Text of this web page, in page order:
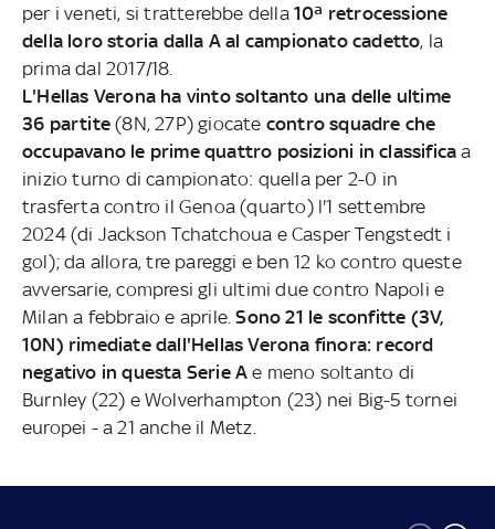
per i veneti, si tratterebbe della10ª retrocessione
della loro storia dalla A al campionato cadetto, la
prima dal 2017/18.
L'Hellas Verona ha vinto soltanto una delle ultime
36 partite (8N, 27P) giocate contro squadre che
occupavano le prime quattro posizioni in classificaa
inizio turno di campionato: quella per 2-0 in
trasferta contro il Genoa (quarto) l'1 settembre
2024 (di Jackson Tchatchoua e Casper Tengstedt i
gol); da allora, tre pareggi e ben 12 ko contro queste
avversarie, compresi gli ultimi due contro Napoli e
Milan a febbraio e aprile. Sono 21 le sconfitte (3V,
10N) rimediate dall'Hellas Verona finora: record
negativo in questa Serie Ae meno soltanto di
Burnley (22) e Wolverhampton (23) nei Big-5 tornei
europei - a 21 anche il Metz.